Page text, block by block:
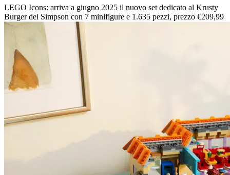
LEGO Icons: arriva a giugno 2025 il nuovo set dedicato al Krusty
Burger dei Simpson con 7 minifigure e 1.635 pezzi, prezzo €209,99